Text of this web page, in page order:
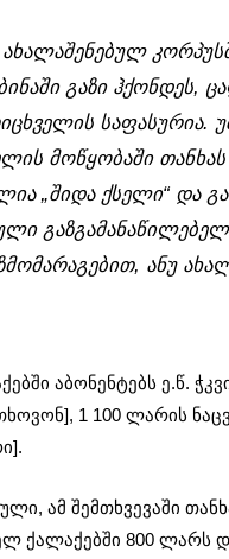
გაზი ჰქონდეს,
საფასურია.
მოწყობაში
„შიდა ქსელი“
ანუ
აბონენტებს ე.წ.
1 100 ლარის
ამ შემთხვევაში
ქალაქებში 800 ლარს